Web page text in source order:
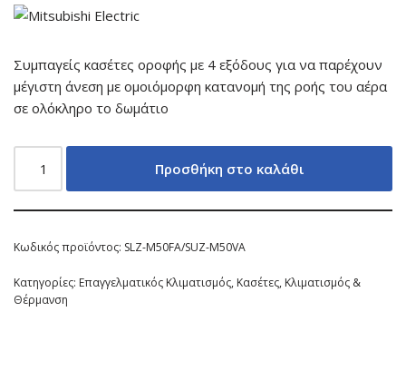
Συμπαγείς κασέτες οροφής με 4 εξόδους για να παρέχουν
μέγιστη άνεση με ομοιόμορφη κατανομή της ροής του αέρα
σε ολόκληρο το δωμάτιο
Προσθήκη στο καλάθι
Κωδικός προϊόντος: SLZ-M50FA/SUZ-M50VA
Κατηγορίες: Επαγγελματικός Κλιματισμός, Κασέτες, Κλιματισμός &
Θέρμανση